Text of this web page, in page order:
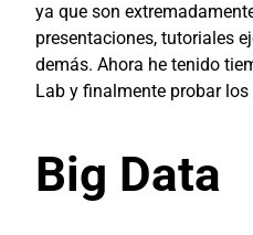
ya que son
presentaciones, tutoriales
demás. Ahora he tenido
Lab y finalmente probar
Big Data